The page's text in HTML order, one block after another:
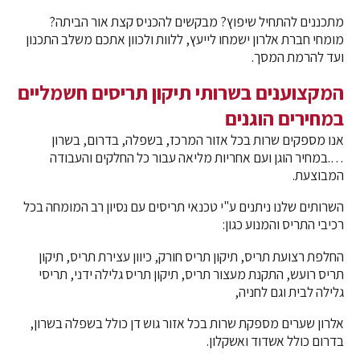
מתכננים להתחיל שיפוץ? מבקשים להכניס קצת אור הביתה?
מומחי חברת אלרון ישמחו לייעץ, ללוות ולכוון אתכם משלב התכנון
ועד להרמת המסך.
המקצוענים בשרותי תיקון תריסים חשמליים
במחירים הוגנים
אנו מספקים שרות בכל אזור המרכז, בשפלה, בדרום, בשרון
….במחיר הוגן ועם אחריות מליאה עבור כל החלקים והעבודה
המבוצעת.
השרותים שלנו ניתנים ע"י טכנאי תריסים עם נסיון רב המומחה בכל
רכיבי התריס והמנוע כגון:
החלפת רצועת תריס, תיקון תריס חורק, כיוון עצירת תריס, תיקון
תריס רועש, התקנת מעצור תריס, תיקון תריס גלילה ידני, תריסי
גלילה לבית וגם לחניה,
אלרון שערים מספקת שרות בכל אזור גוש דן כולל בשפלה בשרון,
בדרום כולל אשדוד ואשקלון.